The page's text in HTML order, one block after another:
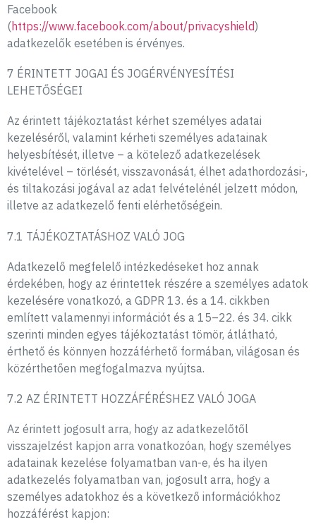
Facebook
(https://www.facebook.com/about/privacyshield)
adatkezelők esetében is érvényes.
7 ÉRINTETT JOGAI ÉS JOGÉRVÉNYESÍTÉSI
LEHETŐSÉGEI
Az érintett tájékoztatást kérhet személyes adatai
kezeléséről, valamint kérheti személyes adatainak
helyesbítését, illetve – a kötelező adatkezelések
kivételével – törlését, visszavonását, élhet adathordozási-,
és tiltakozási jogával az adat felvételénél jelzett módon,
illetve az adatkezelő fenti elérhetőségein.
7.1 TÁJÉKOZTATÁSHOZ VALÓ JOG
Adatkezelő megfelelő intézkedéseket hoz annak
érdekében, hogy az érintettek részére a személyes adatok
kezelésére vonatkozó, a GDPR 13. és a 14. cikkben
említett valamennyi információt és a 15–22. és 34. cikk
szerinti minden egyes tájékoztatást tömör, átlátható,
érthető és könnyen hozzáférhető formában, világosan és
közérthetően megfogalmazva nyújtsa.
7.2 AZ ÉRINTETT HOZZÁFÉRÉSHEZ VALÓ JOGA
Az érintett jogosult arra, hogy az adatkezelőtől
visszajelzést kapjon arra vonatkozóan, hogy személyes
adatainak kezelése folyamatban van-e, és ha ilyen
adatkezelés folyamatban van, jogosult arra, hogy a
személyes adatokhoz és a következő információkhoz
hozzáférést kapjon: